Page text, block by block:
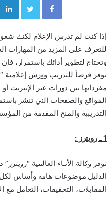
n
e
m
a
i
l
إذا كنت لم تدرس الإعلام لكنك
للتعرف على المزيد من المهارات
وتحتاج لتطوير أدائك باستمرار،
توفر فرصاً للتدريب وورش إعلامية
مفرداتها بين دورات عبر
المواقع والصفحات التي تنشر
التدريبية والمنح المقدمة من
1 ـ رويترز :
توفر وكالة الأنباء العالمية
الدليل موضوعات هامة وأساس لكل
المقابلات، التحقيقات، التعامل